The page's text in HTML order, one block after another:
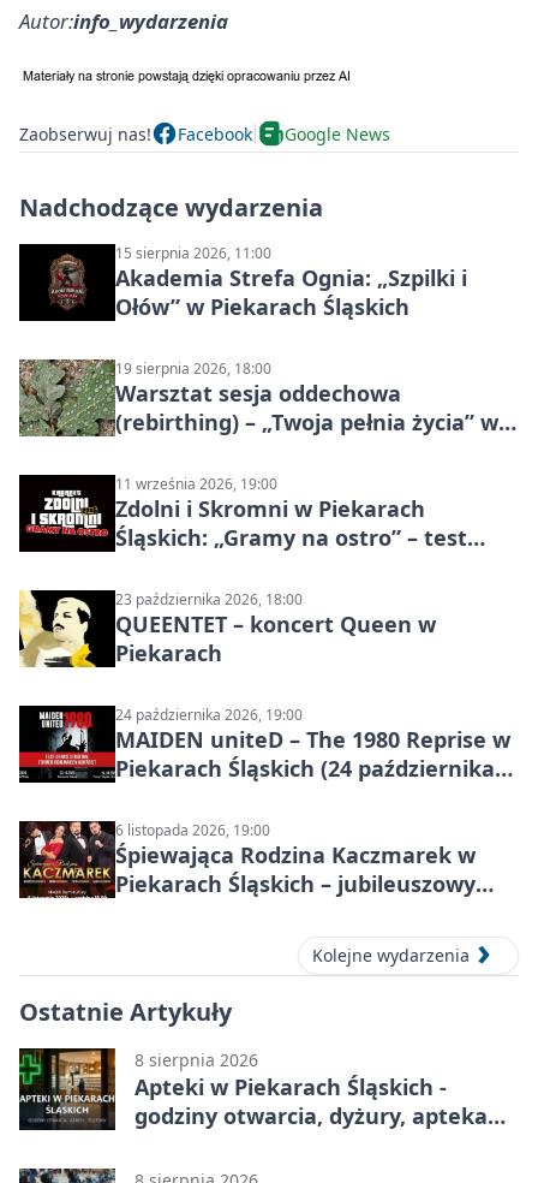
Autor:info_wydarzenia
Zaobserwuj nas! Facebook Google News
Nadchodzące wydarzenia
15 sierpnia 2026, 11:00
Akademia Strefa Ognia: „Szpilki i
Ołów” w Piekarach Śląskich
19 sierpnia 2026, 18:00
Warsztat sesja oddechowa
(rebirthing) – „Twoja pełnia życia” w
11 września 2026, 19:00
Zdolni i Skromni w Piekarach
Śląskich: „Gramy na ostro” – test
23 października 2026, 18:00
QUEENTET – koncert Queen w
Piekarach
24 października 2026, 19:00
MAIDEN uniteD – The 1980 Reprise w
Piekarach Śląskich (24 października
6 listopada 2026, 19:00
Śpiewająca Rodzina Kaczmarek w
Piekarach Śląskich – jubileuszowy
Kolejne wydarzenia
Ostatnie Artykuły
8 sierpnia 2026
Apteki w Piekarach Śląskich -
godziny otwarcia, dyżury, apteka